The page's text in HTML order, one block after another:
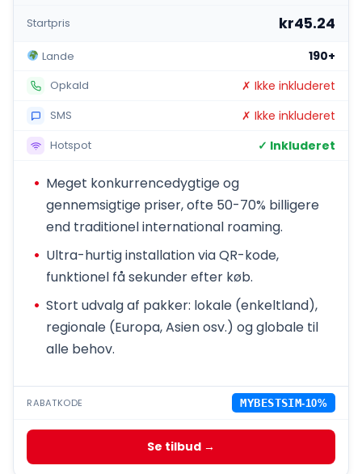
Startpris kr45.24
Lande 190+
Opkald ✗ Ikke inkluderet
SMS ✗ Ikke inkluderet
Hotspot ✓ Inkluderet
Meget konkurrencedygtige og
gennemsigtige priser, ofte 50-70% billigere
end traditionel international roaming.
Ultra-hurtig installation via QR-kode,
funktionel få sekunder efter køb.
Stort udvalg af pakker: lokale (enkeltland),
regionale (Europa, Asien osv.) og globale til
alle behov.
RABATKODE MYBESTSIM-10%
Se tilbud →